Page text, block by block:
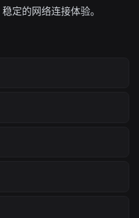
定的网络连接体验。